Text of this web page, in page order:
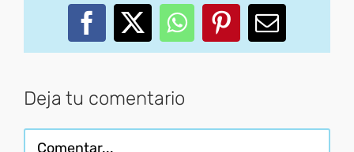
Facebook
X WhatsApp
PinterestCorreo
Deja tu comentario
Comentar